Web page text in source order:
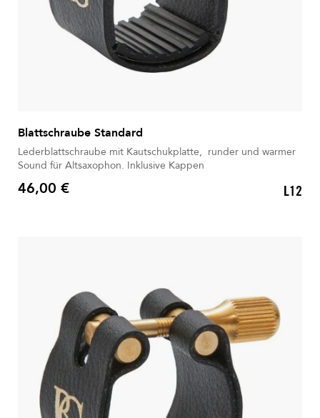
Blattschraube Standard
Lederblattschraube mit Kautschukplatte, runder und warmer
Sound für Altsaxophon. Inklusive Kappen
Preis
46,00 € L12